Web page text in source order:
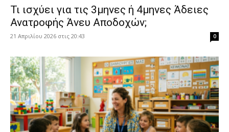
​Τι ισχύει για τις 3μηνες ή 4μηνες Άδειες
Ανατροφής Άνευ Αποδοχών;
21 Απριλίου 2026 στις 20:43 0